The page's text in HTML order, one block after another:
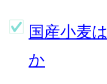
国産小麦
か